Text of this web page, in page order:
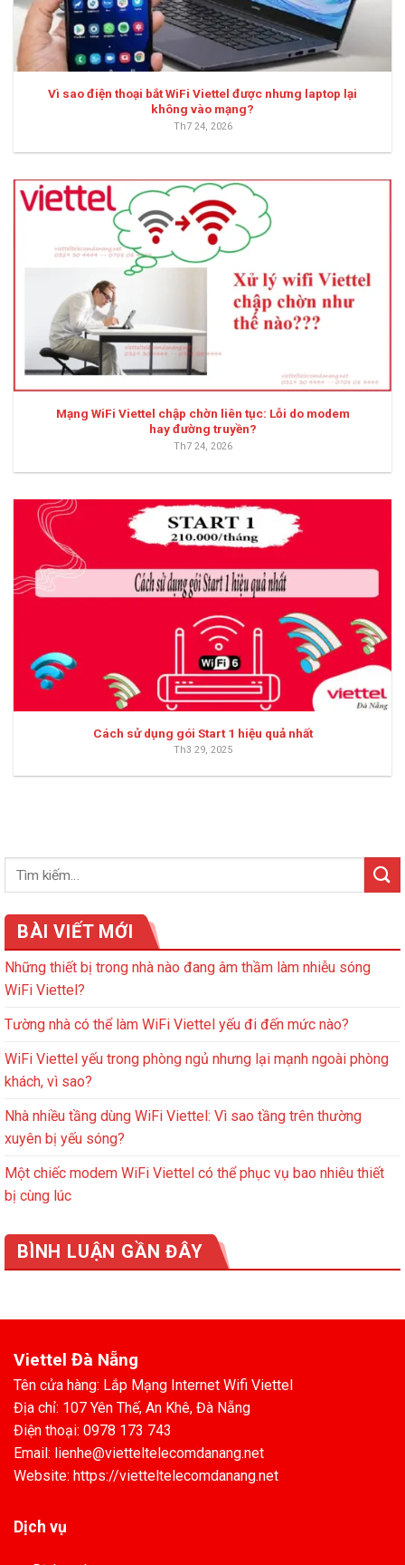
Vì sao điện thoại bắt WiFi Viettel được nhưng laptop lại
không vào mạng?
Th7 24, 2026
Mạng WiFi Viettel chập chờn liên tục: Lỗi do modem
hay đường truyền?
Th7 24, 2026
Cách sử dụng gói Start 1 hiệu quả nhất
Th3 29, 2025
BÀI VIẾT MỚI
Những thiết bị trong nhà nào đang âm thầm làm nhiễu sóng
WiFi Viettel?
Tường nhà có thể làm WiFi Viettel yếu đi đến mức nào?
WiFi Viettel yếu trong phòng ngủ nhưng lại mạnh ngoài phòng
khách, vì sao?
Nhà nhiều tầng dùng WiFi Viettel: Vì sao tầng trên thường
xuyên bị yếu sóng?
Một chiếc modem WiFi Viettel có thể phục vụ bao nhiêu thiết
bị cùng lúc
BÌNH LUẬN GẦN ĐÂY
Viettel Đà Nẵng
Tên cửa hàng: Lắp Mạng Internet Wifi Viettel
Địa chỉ: 107 Yên Thế, An Khê, Đà Nẵng
Điện thoại: 0978 173 743
Email: lienhe@vietteltelecomdanang.net
Website: https://vietteltelecomdanang.net
Dịch vụ